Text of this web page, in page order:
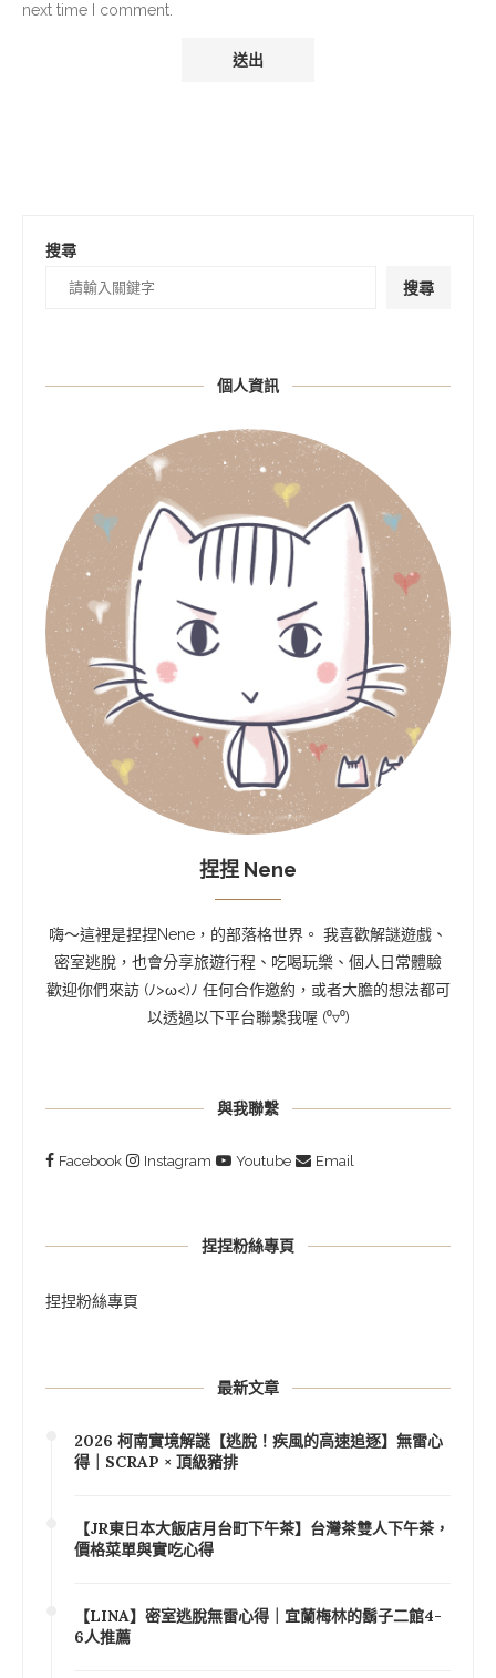
next time I comment.
搜尋
搜尋
個人資訊
捏捏 Nene
嗨～這裡是捏捏Nene，的部落格世界。 我喜歡解謎遊戲、
密室逃脫，也會分享旅遊行程、吃喝玩樂、個人日常體驗
歡迎你們來訪 (ﾉ>ω<)ﾉ 任何合作邀約，或者大膽的想法都可
以透過以下平台聯繫我喔 (⁰▿⁰)
與我聯繫
Facebook Instagram Youtube Email
捏捏粉絲專頁
捏捏粉絲專頁
最新文章
2026 柯南實境解謎【逃脫！疾風的高速追逐】無雷心
得｜SCRAP × 頂級豬排
【JR東日本大飯店月台町下午茶】台灣茶雙人下午茶，
價格菜單與實吃心得
【LINA】密室逃脫無雷心得｜宜蘭梅林的鬍子二館4-
6人推薦